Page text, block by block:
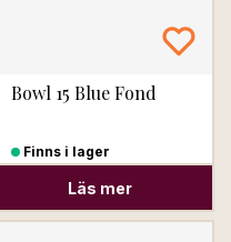
Bowl 15 Blue Fond
Finns i lager
Läs mer